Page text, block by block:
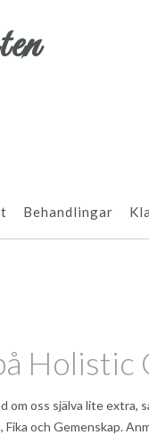
Behandlingar
oss själva lite extra,
Fika och Gemenskap.